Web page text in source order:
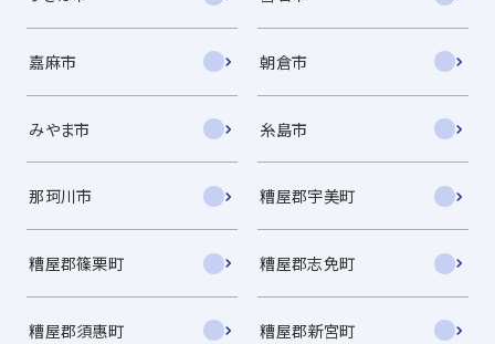
嘉麻市 朝倉市
みやま市 糸島市
那珂川市 糟屋郡宇美町
糟屋郡篠栗町 糟屋郡志免町
糟屋郡須惠町 糟屋郡新宮町